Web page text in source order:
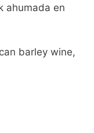
ahumada en
barley wine,